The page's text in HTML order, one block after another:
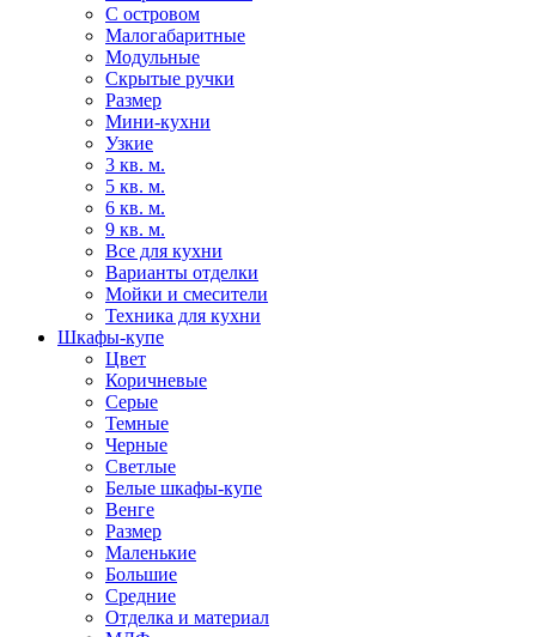
С островом
Малогабаритные
Модульные
Скрытые ручки
Размер
Мини-кухни
Узкие
3 кв. м.
5 кв. м.
6 кв. м.
9 кв. м.
Все для кухни
Варианты отделки
Мойки и смесители
Техника для кухни
Шкафы-купе
Цвет
Коричневые
Серые
Темные
Черные
Светлые
Белые шкафы-купе
Венге
Размер
Маленькие
Большие
Средние
Отделка и материал